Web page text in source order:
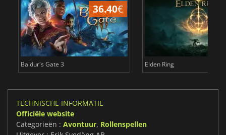
36.40€
Baldur's Gate 3 Elden Ring
TECHNISCHE INFORMATIE
Officiële website
Categorieën : Avontuur, Rollenspellen